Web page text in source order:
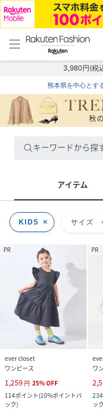
menu home
トップ
3,980円(税
熊本県を中心とす
キーワードから探
アイテム
KIDS サイズ
PR
ever closet
ワンピース
1,259 円 25%OFF
114ポイント(10%ポイントバ
ック)
PR
ワ
234
ック